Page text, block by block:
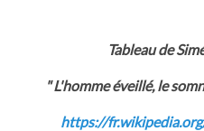
Tableau de
" L'homme éveillé, le
https://